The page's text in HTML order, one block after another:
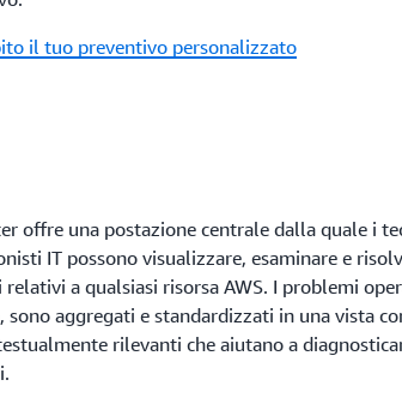
il tuo preventivo personalizzato
offre una postazione centrale dalla quale i
IT possono visualizzare, esaminare e
a qualsiasi risorsa AWS. I problemi
sono aggregati e standardizzati in una vista
rilevanti che aiutano a